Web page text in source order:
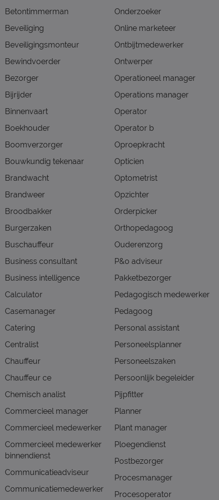
Betontimmerman
Beveiliging
Beveiligingsmonteur
Bewindvoerder
Bezorger
Bijrijder
Binnenvaart
Boekhouder
Boomverzorger
Bouwkundig tekenaar
Brandwacht
Brandweer
Broodbakker
Burgerzaken
Buschauffeur
Business consultant
Business intelligence
Calculator
Casemanager
Catering
Centralist
Chauffeur
Chauffeur ce
Chemisch analist
Commercieel manager
Commercieel medewerker
Commercieel medewerker
binnendienst
Communicatieadviseur
Communicatiemedewerker
Onderzoeker
Online marketeer
Ontbijtmedewerker
Ontwerper
Operationeel manager
Operations manager
Operator
Operator b
Oproepkracht
Opticien
Optometrist
Opzichter
Orderpicker
Orthopedagoog
Ouderenzorg
P&o adviseur
Pakketbezorger
Pedagogisch medewerker
Pedagoog
Personal assistant
Personeelsplanner
Personeelszaken
Persoonlijk begeleider
Pijpfitter
Planner
Plant manager
Ploegendienst
Postbezorger
Procesmanager
Procesoperator